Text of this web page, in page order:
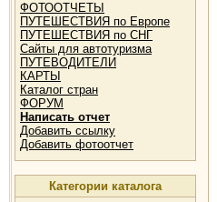
ФОТООТЧЕТЫ
ПУТЕШЕСТВИЯ по Европе
ПУТЕШЕСТВИЯ по СНГ
Сайты для автотуризма
ПУТЕВОДИТЕЛИ
КАРТЫ
Каталог стран
ФОРУМ
Написать отчет
Добавить ссылку
Добавить фотоотчет
Категории каталога